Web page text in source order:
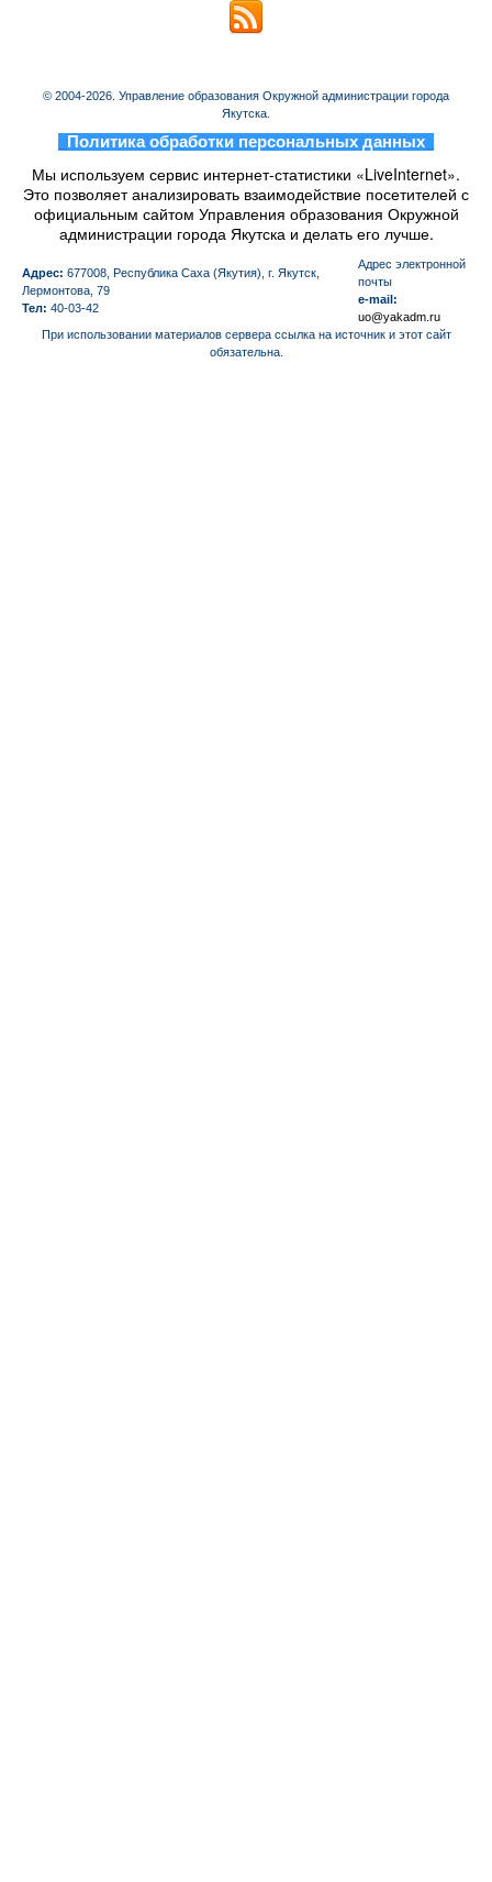
© 2004-2026. Управление образования Окружной администрации города
Якутска.
Политика обработки персональных данных
Мы используем сервис интернет-статистики «LiveInternet».
Это позволяет анализировать взаимодействие посетителей с
официальным сайтом Управления образования Окружной
администрации города Якутска и делать его лучше.
Адрес: 677008, Республика Саха (Якутия), г. Якутск,
Лермонтова, 79
Тел: 40-03-42
Aдрес электронной
почты
e-mail:
uo@yakadm.ru
При использовании материалов сервера ссылка на источник и этот сайт
обязательна.